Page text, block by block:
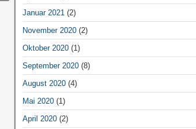
Januar 2021(2)
November 2020(2)
Oktober 2020(1)
September 2020(8)
August 2020(4)
Mai 2020(1)
April 2020(2)